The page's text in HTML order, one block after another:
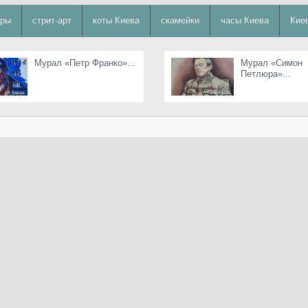
стрит-арт коты Киева скамейки часы Киева
Мурал «Петр Франко»...
Мурал «Симон
Петлюра»...